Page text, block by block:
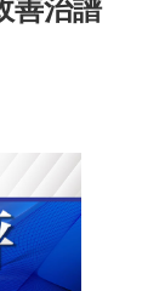
善治譜